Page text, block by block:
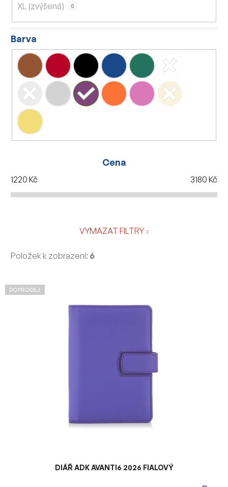
XL (zvýšená) 0
Barva
Cena
1220 Kč 3180 Kč
VYMAZAT FILTRY
Položek k zobrazení: 6
V
ý
DOPRODEJ
DIÁŘ ADK AVANTI6 2026 FIALOVÝ